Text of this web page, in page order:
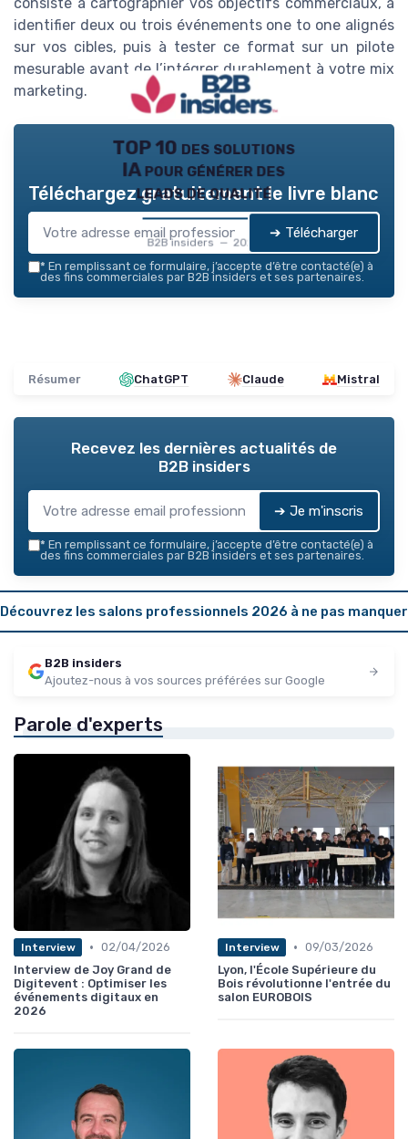
identifier deux ou trois événements one to one alignés
sur vos cibles, puis à tester ce format sur un pilote
mesurable avant de l’intégrer durablement à votre mix
marketing.
TOP 10 des solutions
IA pour générer des
leads de qualité
B2B insiders — 2026
Téléchargez gratuitement le livre blanc
➔ Télécharger
* En remplissant ce formulaire, j’accepte d’être contacté(e) à
des fins commerciales par B2B insiders et ses partenaires.
Résumer ChatGPT Claude Mistral
Recevez les dernières actualités de
B2B insiders
➔ Je m'inscris
* En remplissant ce formulaire, j’accepte d’être contacté(e) à
des fins commerciales par B2B insiders et ses partenaires.
Découvrez les salons professionnels 2026 à ne pas manquer
B2B insiders
Ajoutez-nous à vos sources préférées sur Google
Parole d'experts
Interview • 02/04/2026
Interview de Joy Grand de
Digitevent : Optimiser les
événements digitaux en
2026
Interview • 09/03/2026
Lyon, l'École Supérieure du
Bois révolutionne l'entrée du
salon EUROBOIS